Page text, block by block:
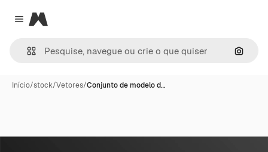
Close menu
Magnific
Início/stock/Vetores/Conjunto de modelo d…